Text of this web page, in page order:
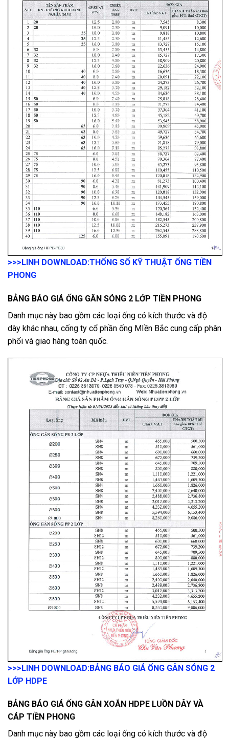
>>>LINH DOWNLOAD:THỐNG SỐ KỸ THUẬT ỐNG TIỀN
PHONG
BẢNG BÁO GIÁ ỐNG GÂN SÓNG 2 LỚP TIỀN PHONG
Danh mục này bao gồm các loại ống có kích thước và độ
dày khác nhau, cống ty cổ phần ống MIền Bắc cung cấp phân
phối và giao hàng toàn quốc.
>>>LINH DOWNLOAD:BẢNG BÁO GIÁ ỐNG GÂN SÓNG 2
LỚP HDPE
BẢNG BÁO GIÁ ỐNG GÂN XOẮN HDPE LUỒN DÂY VÀ
CÁP TIỀN PHONG
Danh mục này bao gồm các loại ống có kích thước và độ